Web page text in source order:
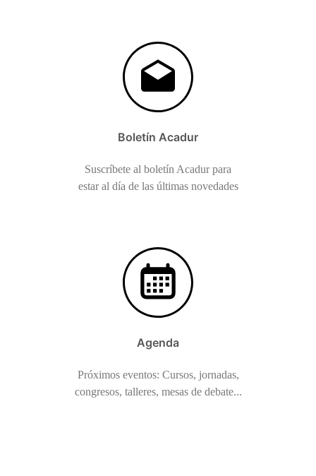
Boletín Acadur
Suscríbete al boletín Acadur para
estar al día de las últimas novedades
Agenda
Próximos eventos: Cursos, jornadas,
congresos, talleres, mesas de debate...